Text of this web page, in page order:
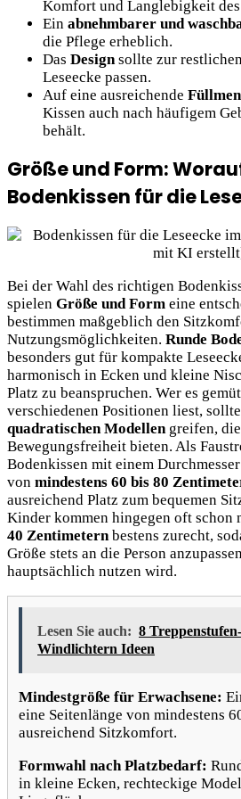
Komfort und Langlebigkeit des
Ein abnehmbarer und
die Pflege erheblich.
Das Designsollte zur
Leseecke passen.
Auf eine ausreichende
Kissen auch nach häufigem
behält.
Größe und Form:
Bodenkissen für die
Bei der Wahl des richtigen
spielen Größe und Form eine
bestimmen maßgeblich den
Nutzungsmöglichkeiten. Runde
besonders gut für kompakte
harmonisch in Ecken und kleine
Platz zu beanspruchen. Wer es
verschiedenen Positionen liest,
quadratischen Modellen greifen,
Bewegungsfreiheit bieten. Als
Bodenkissen mit einem
von mindestens 60 bis 80
ausreichend Platz zum bequemen
Kinder kommen hingegen oft schon
40 Zentimetern bestens zurecht,
Größe stets an die Person
hauptsächlich nutzen wird.
Lesen Sie auch: 8
Windlichtern Ideen
Mindestgröße für Erwachsene:
eine Seitenlänge von mindestens
ausreichend Sitzkomfort.
Formwahl nach Platzbedarf:
in kleine Ecken, rechteckige